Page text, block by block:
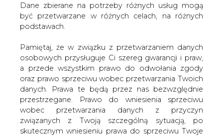
Dane zbierane na potrzeby różnych usług mogą
być przetwarzane w różnych celach, na różnych
podstawach.
Pamiętaj, że w związku z przetwarzaniem danych
osobowych przysługuje Ci szereg gwarancji i praw,
a przede wszystkim prawo do odwołania zgody
oraz prawo sprzeciwu wobec przetwarzania Twoich
danych. Prawa te będą przez nas bezwzględnie
przestrzegane. Prawo do wniesienia sprzeciwu
wobec przetwarzania danych z przyczyn
związanych z Twoją szczególną sytuacją, po
skutecznym wniesieniu prawa do sprzeciwu Twoje
Struzik: Działania na rzecz
czystego powietrza to działania na
rzecz walki z COVID-19